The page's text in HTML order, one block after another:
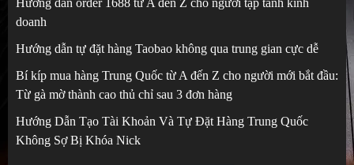
Hướng dẫn order 1688 từ A đến Z cho người tập tành kinh
doanh
Hướng dẫn tự đặt hàng Taobao không qua trung gian cực dễ
Bí kíp mua hàng Trung Quốc từ A đến Z cho người mới bắt đầu:
Từ gà mờ thành cao thủ chỉ sau 3 đơn hàng
Hướng Dẫn Tạo Tài Khoản Và Tự Đặt Hàng Trung Quốc
Không Sợ Bị Khóa Nick